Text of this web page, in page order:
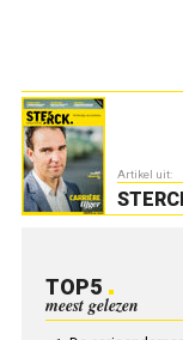
Artikel uit:
TOP5
meest gelezen